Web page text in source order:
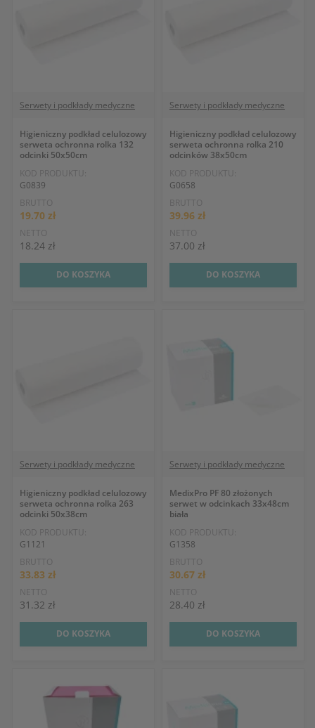
Serwety i podkłady medyczne
Higieniczny podkład celulozowy
serweta ochronna rolka 132
odcinki 50x50cm
KOD PRODUKTU:
G0839
BRUTTO
19.70 zł
NETTO
18.24 zł
DO KOSZYKA
Serwety i podkłady medyczne
Higieniczny podkład celulozowy
serweta ochronna rolka 210
odcinków 38x50cm
KOD PRODUKTU:
G0658
BRUTTO
39.96 zł
NETTO
37.00 zł
DO KOSZYKA
Serwety i podkłady medyczne
Higieniczny podkład celulozowy
serweta ochronna rolka 263
odcinki 50x38cm
KOD PRODUKTU:
G1121
BRUTTO
33.83 zł
NETTO
31.32 zł
DO KOSZYKA
Serwety i podkłady medyczne
MedixPro PF 80 złożonych
serwet w odcinkach 33x48cm
biała
KOD PRODUKTU:
G1358
BRUTTO
30.67 zł
NETTO
28.40 zł
DO KOSZYKA